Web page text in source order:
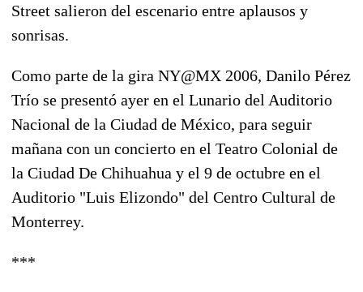
Street salieron del escenario entre aplausos y
sonrisas.
Como parte de la gira NY@MX 2006, Danilo Pérez
Trío se presentó ayer en el Lunario del Auditorio
Nacional de la Ciudad de México, para seguir
mañana con un concierto en el Teatro Colonial de
la Ciudad De Chihuahua y el 9 de octubre en el
Auditorio "Luis Elizondo" del Centro Cultural de
Monterrey.
***